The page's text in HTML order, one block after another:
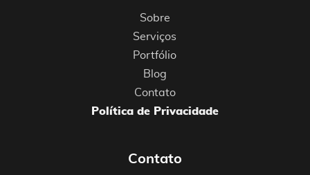
Sobre
Serviços
Portfólio
Blog
Contato
Política de Privacidade
Contato